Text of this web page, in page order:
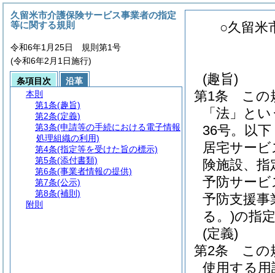
○久留米
(趣旨)
第1条
この
「法」と
36号。以
居宅サー
険施設、
予防サービ
予防支援事
る。)の指
(定義)
第2条
この
使用する
久留米市介護保険サービス事業者の指定
等に関する規則
令和6年1月25日 規則第1号
(令和6年2月1日施行)
条項目次
沿革
本則
第1条(趣旨)
第2条(定義)
第3条(申請等の手続における電子情報
処理組織の利用)
第4条(指定等を受けた旨の標示)
第5条(添付書類)
第6条(事業者情報の提供)
第7条(公示)
第8条(補則)
附則